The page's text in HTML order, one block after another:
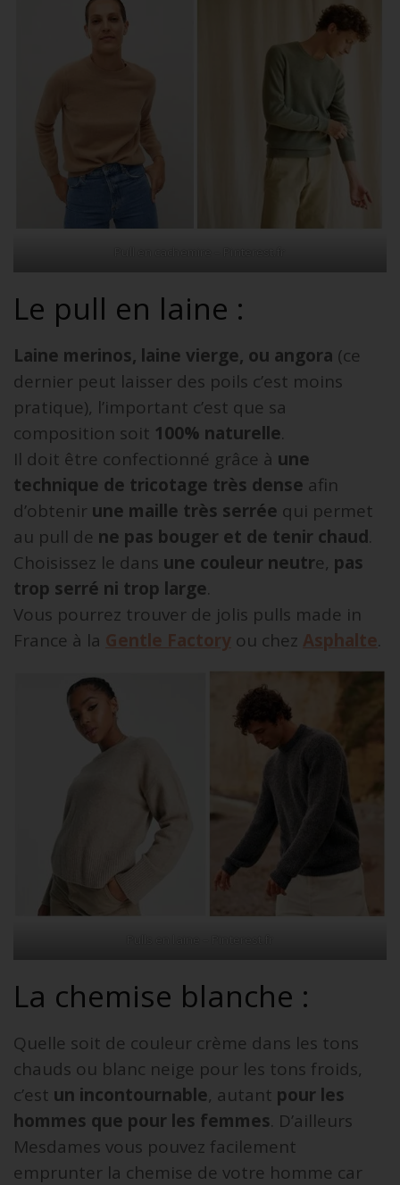
Le pull en laine :
Laine merinos, laine vierge, ou angora (ce
dernier peut laisser des poils c’est moins
pratique), l’important c’est que sa
composition soit 100% naturelle.
Il doit être confectionné grâce à une
technique de tricotage très dense afin
d’obtenir une maille très serrée qui permet
au pull de ne pas bouger et de tenir chaud.
Choisissez le dans une couleur neutre, pas
trop serré ni trop large.
Vous pourrez trouver de jolis pulls made in
France à la Gentle Factory ou chez Asphalte.
La chemise blanche :
Quelle soit de couleur crème dans les tons
chauds ou blanc neige pour les tons froids,
c’est un incontournable, autant pour les
hommes que pour les femmes. D’ailleurs
Mesdames vous pouvez facilement
emprunter la chemise de votre homme car